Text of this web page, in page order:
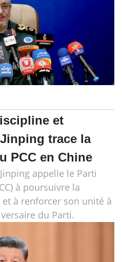
et
trace la
PCC en Chine
appelle le Parti
à poursuivre la
à renforcer son unité à
du Parti.